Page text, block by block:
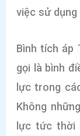
việc sử
Bình tích áp
gọi là bình
lực trong
Không
lực tức thời